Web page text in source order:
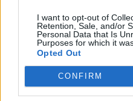
I want to opt-out of
Retention, Sale, and/or
Personal Data that Is
Purposes for which it
Opted Out
CONFIRM
ΔΕΙΤΕ ΕΠΙΣΗΣ